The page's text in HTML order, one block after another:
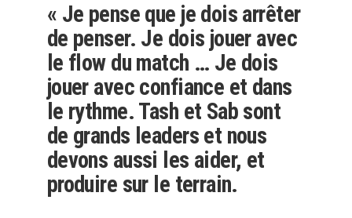
« Je pense que je dois arrêter
de penser. Je dois jouer avec
le flow du match … Je dois
jouer avec confiance et dans
le rythme. Tash et Sab sont
de grands leaders et nous
devons aussi les aider, et
produire sur le terrain.